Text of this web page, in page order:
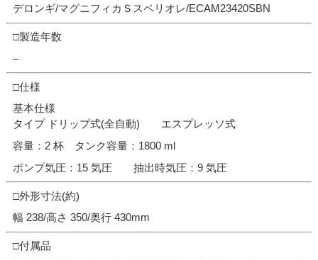
デロンギ/マグニフィカＳスペリオレ/ECAM23420SBN
□製造年数
–
□仕様
基本仕様
タイプ ドリップ式(全自動) エスプレッソ式
容量：2 杯 タンク容量：1800 ml
ポンプ気圧：15 気圧 抽出時気圧：9 気圧
□外形寸法(約)
幅 238/高さ 350/奥行 430mm
□付属品